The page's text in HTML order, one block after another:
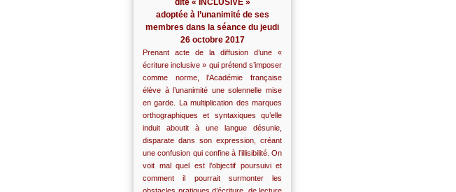
dite « INCLUSIVE »
adoptée à l’unanimité de ses
membres dans la séance du jeudi
26 octobre 2017
Prenant acte de la diffusion d’une «
écriture inclusive » qui prétend s’imposer
comme norme, l’Académie française
élève à l’unanimité une solennelle mise
en garde. La multiplication des marques
orthographiques et syntaxiques qu’elle
induit aboutit à une langue désunie,
disparate dans son expression, créant
une confusion qui confine à l’illisibilité. On
voit mal quel est l’objectif poursuivi et
comment il pourrait surmonter les